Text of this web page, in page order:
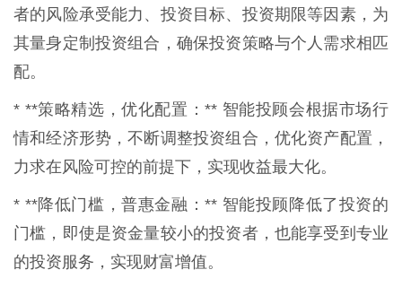
者的风险承受能力、投资目标、投资期限等因素，为
其量身定制投资组合，确保投资策略与个人需求相匹
配。
* **策略精选，优化配置：** 智能投顾会根据市场行
情和经济形势，不断调整投资组合，优化资产配置，
力求在风险可控的前提下，实现收益最大化。
* **降低门槛，普惠金融：** 智能投顾降低了投资的
门槛，即使是资金量较小的投资者，也能享受到专业
的投资服务，实现财富增值。